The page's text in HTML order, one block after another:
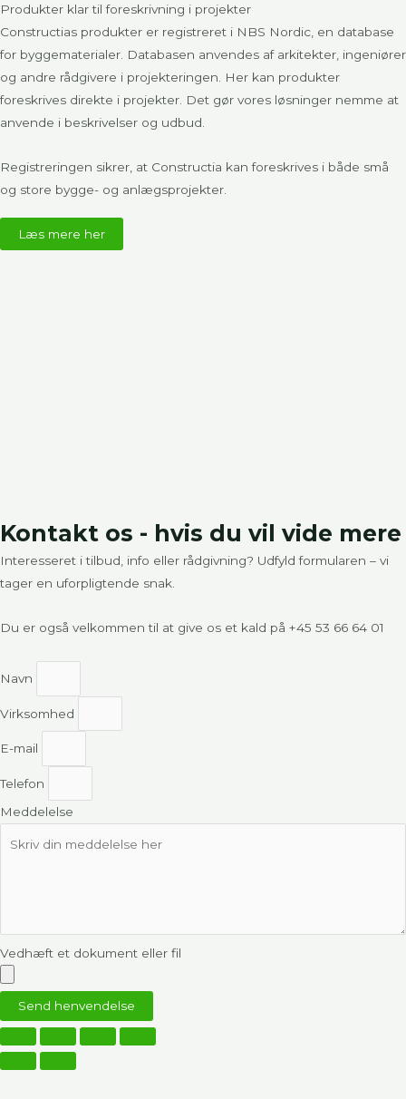
Produkter klar til foreskrivning i projekter​
Constructias produkter er registreret i NBS Nordic, en database
for byggematerialer. Databasen anvendes af arkitekter, ingeniører
og andre rådgivere i projekteringen. Her kan produkter
foreskrives direkte i projekter. Det gør vores løsninger nemme at
anvende i beskrivelser og udbud.
Registreringen sikrer, at Constructia kan foreskrives i både små
og store bygge- og anlægsprojekter.
Læs mere her
Kontakt os - hvis du vil vide mere
Interesseret i tilbud, info eller rådgivning? Udfyld formularen – vi
tager en uforpligtende snak.
Du er også velkommen til at give os et kald på +45 53 66 64 01
Navn
Virksomhed
E-mail
Telefon
Meddelelse
Vedhæft et dokument eller fil
Send henvendelse